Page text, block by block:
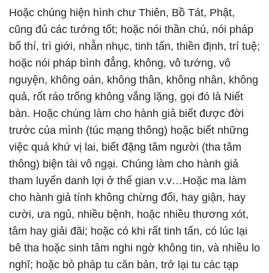
Hoặc chúng hiện hình chư Thiên, Bồ Tát, Phật,
cũng đủ các tướng tốt; hoặc nói thần chú, nói pháp
bố thí, trì giới, nhẫn nhục, tinh tấn, thiền định, trí tuệ;
hoặc nói pháp bình đẳng, không, vô tướng, vô
nguyện, không oán, không thân, không nhân, không
quả, rốt ráo trống không vắng lặng, gọi đó là Niết
bàn. Hoặc chúng làm cho hành giả biết được đời
trước của mình (túc mạng thông) hoặc biết những
việc quá khứ vị lai, biết đặng tâm người (tha tâm
thông) biện tài vô ngại. Chúng làm cho hành giả
tham luyến danh lợi ở thế gian v.v…Hoặc ma làm
cho hành giả tính không chừng đổi, hay giận, hay
cười, ưa ngủ, nhiều bệnh, hoặc nhiều thương xót,
tâm hay giải đãi; hoặc có khi rất tinh tấn, có lúc lại
bê tha hoặc sinh tâm nghi ngờ không tin, và nhiều lo
nghĩ; hoặc bỏ pháp tu căn bản, trở lại tu các tạp